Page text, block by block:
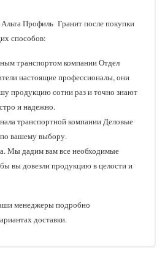
Профиль Гранит после покупки
способов:
транспортом компании Отдел
настоящие профессионалы, они
продукцию сотни раз и точно знают
и надежно.
транспортной компании Деловые
вашему выбору.
Мы дадим вам все необходимые
вы довезли продукцию в целости и
менеджеры подробно
доставки.